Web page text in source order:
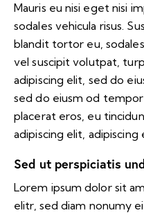
Mauris eu nisi eget nisi
sodales vehicula risus.
blandit tortor eu,
vel suscipit volutpat,
adipiscing elit, sed do
sed do eiusm od
placerat eros, eu
adipiscing elit, adipiscing
Sed ut perspiciatis
Lorem ipsum dolor sit
elitr, sed diam nonumy